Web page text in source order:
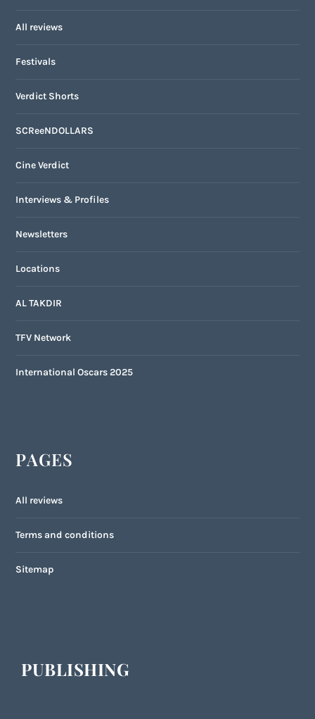
All reviews
Festivals
Verdict Shorts
SCReeNDOLLARS
Cine Verdict
Interviews & Profiles
Newsletters
Locations
AL TAKDIR
TFV Network
International Oscars 2025
PAGES
All reviews
Terms and conditions
Sitemap
PUBLISHING